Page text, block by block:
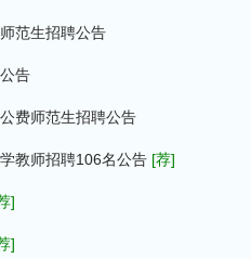
范生招聘公告
告
费师范生招聘公告
教师招聘106名公告 [荐]
]
]